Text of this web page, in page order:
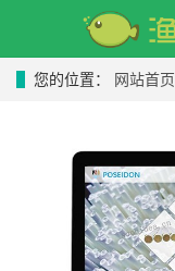
您的位置： 网站首页